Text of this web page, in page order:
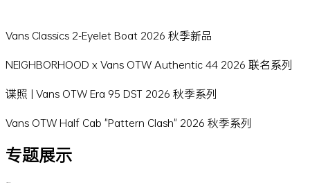
Vans Classics 2-Eyelet Boat 2026 秋季新品
NEIGHBORHOOD x Vans OTW Authentic 44 2026 联名系列
谍照 | Vans OTW Era 95 DST 2026 秋季系列
Vans OTW Half Cab "Pattern Clash" 2026 秋季系列
专题展示